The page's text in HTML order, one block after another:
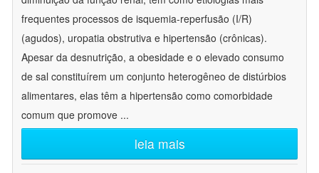
frequentes processos de isquemia-reperfusão (I/R)
(agudos), uropatia obstrutiva e hipertensão (crônicas).
Apesar da desnutrição, a obesidade e o elevado consumo
de sal constituírem um conjunto heterogêneo de distúrbios
alimentares, elas têm a hipertensão como comorbidade
comum que promove ...
leia mais